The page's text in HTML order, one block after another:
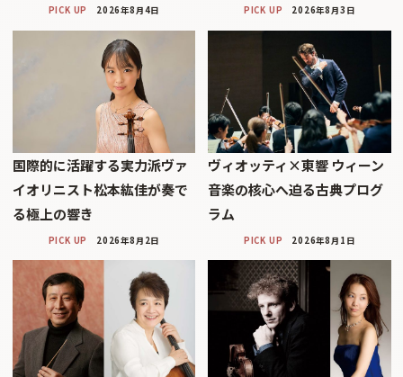
PICK UP 2026年8月4日 PICK UP 2026年8月3日
国際的に活躍する実力派ヴァ
イオリニスト松本紘佳が奏で
る極上の響き
PICK UP 2026年8月2日
ヴィオッティ×東響 ウィーン
音楽の核心へ迫る古典プログ
ラム
PICK UP 2026年8月1日